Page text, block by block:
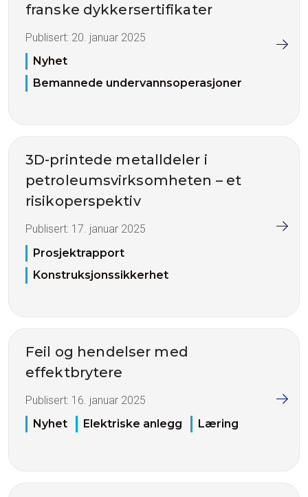
franske dykkersertifikater
Publisert: 20. januar 2025
Nyhet
Bemannede undervannsoperasjoner
3D-printede metalldeler i
petroleumsvirksomheten – et
risikoperspektiv
Publisert: 17. januar 2025
Prosjektrapport
Konstruksjonssikkerhet
Feil og hendelser med
effektbrytere
Publisert: 16. januar 2025
Nyhet
Elektriske anlegg Læring